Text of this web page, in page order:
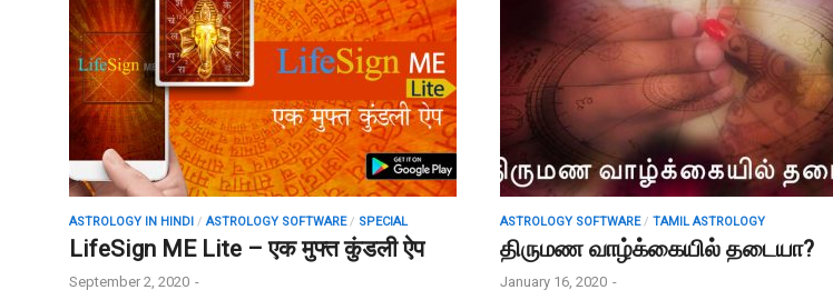
ASTROLOGY IN HINDI /ASTROLOGY SOFTWARE/ SPECIAL
LifeSign ME Lite – एक मुफ्त कुंडली ऐप
September 2, 2020 -
ASTROLOGY SOFTWARE/ TAMIL ASTROLOGY
திருமண வாழ்க்கையில் தடையா?
January 16, 2020 -